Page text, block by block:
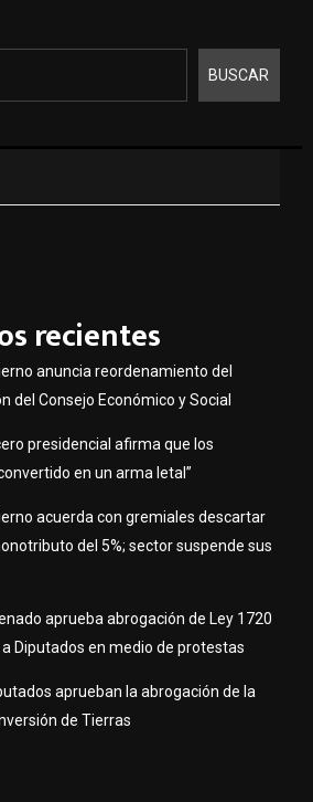
BUSCAR
recientes
anuncia reordenamiento del
del Consejo Económico y Social
presidencial afirma que los
en un arma letal”
acuerda con gremiales descartar
del 5%; sector suspende sus
aprueba abrogación de Ley 1720
Diputados en medio de protestas
aprueban la abrogación de la
de Tierras